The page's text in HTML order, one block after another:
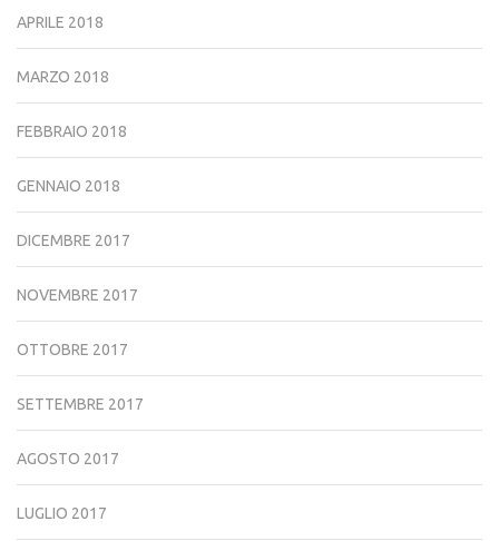
APRILE 2018
MARZO 2018
FEBBRAIO 2018
GENNAIO 2018
DICEMBRE 2017
NOVEMBRE 2017
OTTOBRE 2017
SETTEMBRE 2017
AGOSTO 2017
LUGLIO 2017